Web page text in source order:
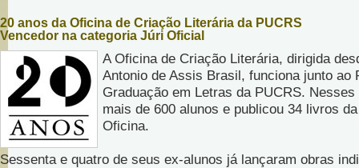
20 anos da Oficina de Criação Literária da PUCRS
Vencedor na categoria Júri Oficial
A Oficina de Criação Literária, dirigida
Antonio de Assis Brasil, funciona junto ao
Graduação em Letras da PUCRS.
mais de 600 alunos e publicou 34 livros
Oficina.
Sessenta e quatro de seus ex-alunos já lançaram obras